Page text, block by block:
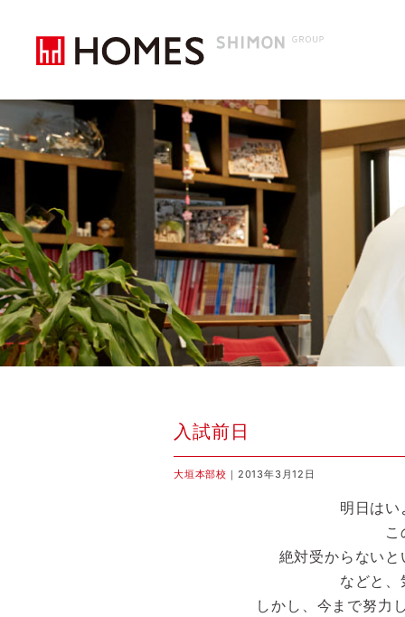
入試前日
大垣本部校 ｜2013年3月12日
明日は
絶対受からない
などと
しかし、今まで努力